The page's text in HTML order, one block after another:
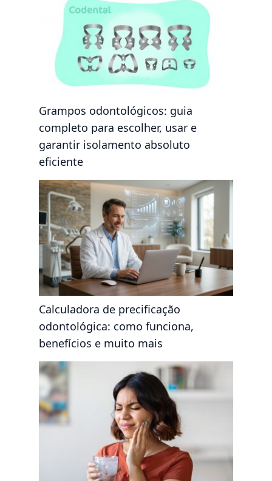
Grampos odontológicos: guia
completo para escolher, usar e
garantir isolamento absoluto
eficiente
Calculadora de precificação
odontológica: como funciona,
benefícios e muito mais